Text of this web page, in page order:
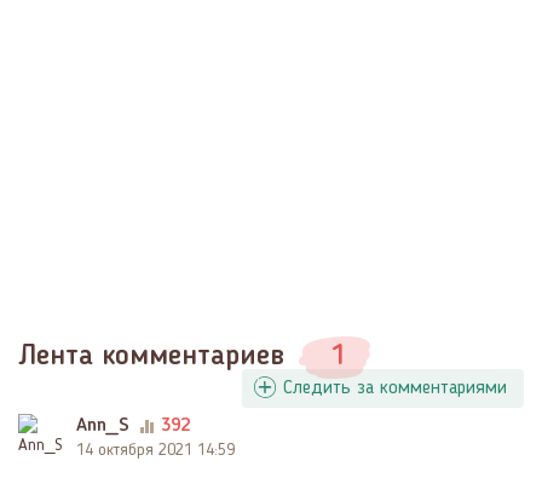
Лента комментариев 1
Следить за комментариями
Ann_S
392
14 октября 2021 14:59